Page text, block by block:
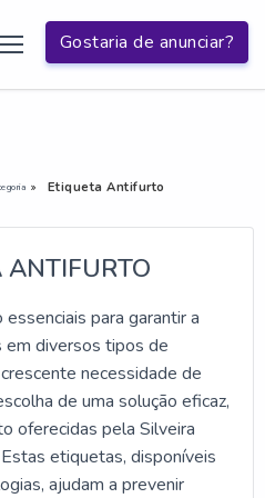
Gostaria de anunciar?
Etiqueta Antifurto
ANTIFURTO
para garantir a
em diversos tipos de
necessidade de
de uma solução eficaz,
oferecidas pela Silveira
etiquetas, disponíveis
ajudam a prevenir